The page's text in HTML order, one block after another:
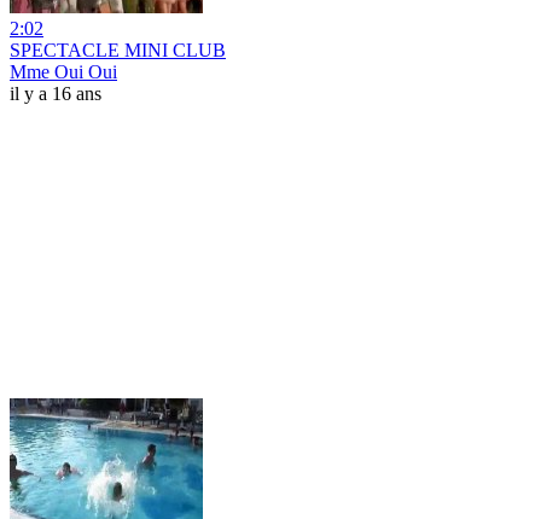
2:02
SPECTACLE MINI CLUB
Mme Oui Oui
il y a 16 ans